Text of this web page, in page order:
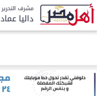
مشرف التحرير
داليا عماد